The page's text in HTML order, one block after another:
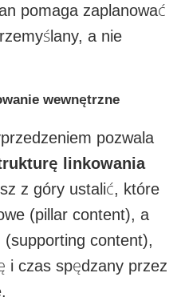
pomaga zaplanować
a nie
wewnętrzne
pozwala
linkowania
z góry ustalić, które
(pillar content), a
(supporting content),
i czas spędzany przez